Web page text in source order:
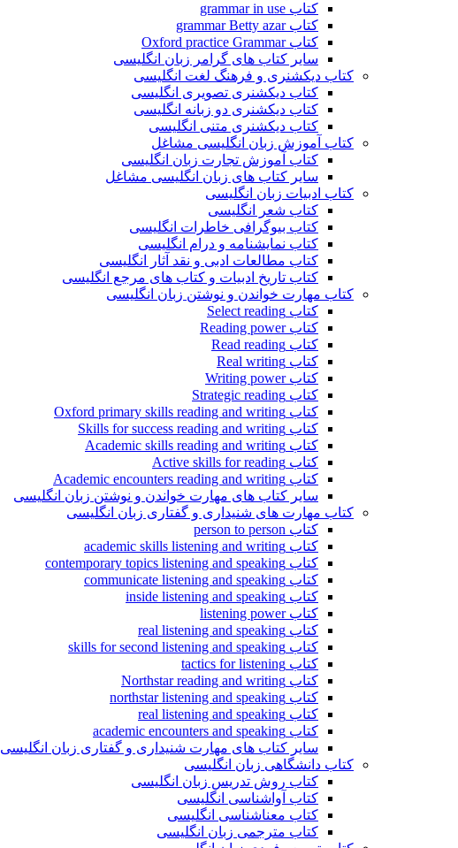
کتاب grammar in use
کتاب grammar Betty azar
کتاب Oxford practice Grammar
سایر کتاب های گرامر زبان انگلیسی
کتاب دیکشنری و فرهنگ لغت انگلیسی
کتاب دیکشنری تصویری انگلیسی
کتاب دیکشنری دو زبانه انگلیسی
کتاب دیکشنری متنی انگلیسی
کتاب آموزش زبان انگلیسی مشاغل
کتاب آموزش تجارت زبان انگلیسی
سایر کتاب های زبان انگلیسی مشاغل
کتاب ادبیات زبان انگلیسی
کتاب شعر انگلیسی
کتاب بیوگرافی خاطرات انگلیسی
کتاب نمایشنامه و درام انگلیسی
کتاب مطالعات ادبی و نقد آثار انگلیسی
کتاب تاریخ ادبیات و کتاب های مرجع انگلیسی
کتاب مهارت خواندن و نوشتن زبان انگلیسی
کتاب Select reading
کتاب Reading power
کتاب Read reading
کتاب Real writing
کتاب Writing power
کتاب Strategic reading
کتاب Oxford primary skills reading and writing
کتاب Skills for success reading and writing
کتاب Academic skills reading and writing
کتاب Active skills for reading
کتاب Academic encounters reading and writing
سایر کتاب های مهارت خواندن و نوشتن زبان انگلیسی
کتاب مهارت های شنیداری و گفتاری زبان انگلیسی
کتاب person to person
کتاب academic skills listening and writing
کتاب contemporary topics listening and speaking
کتاب communicate listening and speaking
کتاب inside listening and speaking
کتاب listening power
کتاب real listening and speaking
کتاب skills for second listening and speaking
کتاب tactics for listening
کتاب Northstar reading and writing
کتاب northstar listening and speaking
کتاب real listening and speaking
کتاب academic encounters and speaking
سایر کتاب های مهارت شنیداری و گفتاری زبان انگلیسی
کتاب دانشگاهی زبان انگلیسی
کتاب روش تدریس زبان انگلیسی
کتاب آواشناسی انگلیسی
کتاب معناشناسی انگلیسی
کتاب مترجمی زبان انگلیسی